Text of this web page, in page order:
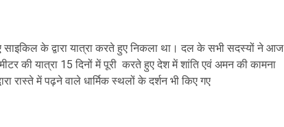
के द्वारा यात्रा करते हुए निकला था। दल के सभी सदस्यों ने आज
की यात्रा 15 दिनों में पूरी करते हुए देश में शांति एवं अमन की कामना
रास्ते में पढ़ने वाले धार्मिक स्थलों के दर्शन भी किए गए